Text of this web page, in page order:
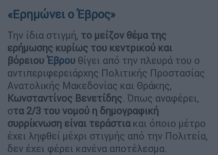
«Ερημώνει ο Έβρος»
Την ίδια στιγμή, το μείζον θέμα της
ερήμωσης κυρίως του κεντρικού και
βόρειου Έβρου θίγει από την πλευρά του ο
αντιπεριφερειάρχης Πολιτικής Προστασίας
Ανατολικής Μακεδονίας και Θράκης,
Κωνσταντίνος Βενετίδης. Όπως αναφέρει,
στα 2/3 του νομού η δημογραφική
συρρίκνωση είναι τεράστιακαι όποιο μέτρο
έχει ληφθεί μέχρι στιγμής από την Πολιτεία,
δεν έχει φέρει κανένα αποτέλεσμα.